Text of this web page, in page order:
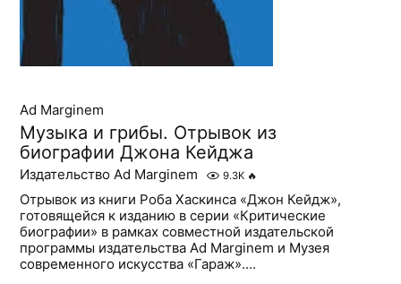
Ad Marginem
Музыка и грибы. Отрывок из
биографии Джона Кейджа
Издательство Ad Marginem 9.3K 🔥
Отрывок из книги Роба Хаскинса «Джон Кейдж»,
готовящейся к изданию в серии «Критические
биографии» в рамках совместной издательской
программы издательства Ad Marginem и Музея
современного искусства «Гараж»....